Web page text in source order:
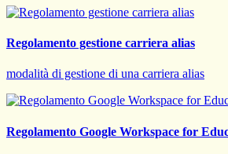
Regolamento gestione carriera alias
modalità di gestione di una carriera alias
Regolamento Google Workspace for